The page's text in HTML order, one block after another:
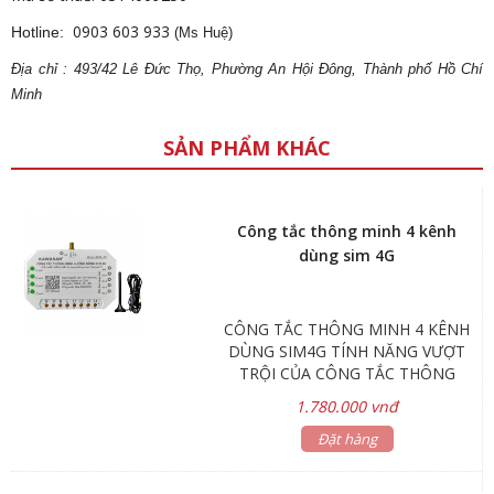
Hotline: 0903 603 933 (Ms Huệ)
Địa chỉ : 493/42 Lê Đức Thọ, Phường An Hội Đông, Thành phố Hồ Chí
Minh
SẢN PHẨM KHÁC
Công tắc thông minh 4 kênh
dùng sim 4G
CÔNG TẮC THÔNG MINH 4 KÊNH
DÙNG SIM4G TÍNH NĂNG VƯỢT
TRỘI CỦA CÔNG TẮC THÔNG
MINH DÙM SIM 4G Công tắc thông
minh điều khiển mọi thiết bị từ xa,
dù ở bất kỳ đâu. Chỉ cần lắp Sim 4G
1.780.000 vnđ
Đặt hàng